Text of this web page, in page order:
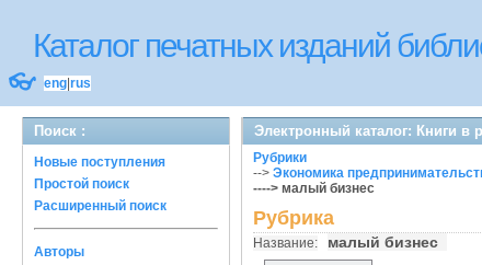
Каталог печатных изданий
👓 eng rus
Поиск :
Новые поступления
Простой поиск
Расширенный поиск
Авторы
Электронный каталог: Книги в
Рубрики
--> Экономика
----> малый бизнес
Рубрика
Название: малый бизнес